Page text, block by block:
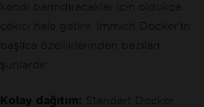
kendi barındıracaklar için oldukça
çekici hale getirir. Immich Docker'ın
başlıca özelliklerinden bazıları
şunlardır:
Kolay dağıtım: Standart Docker